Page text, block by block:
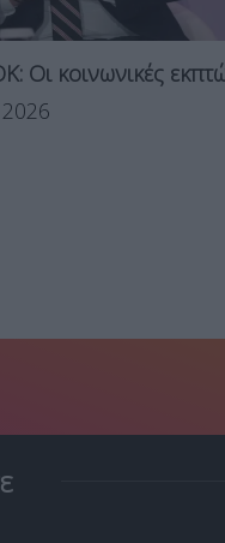
Οι κοινωνικές